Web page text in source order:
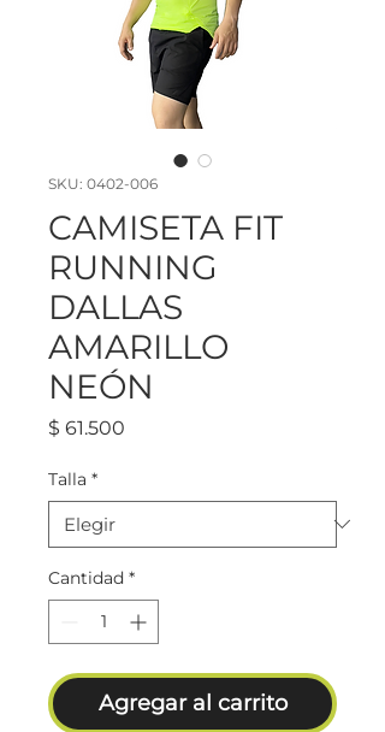
SKU: 0402-006
CAMISETA FIT
RUNNING
DALLAS
AMARILLO
NEÓN
$ 61.500
Talla *
Cantidad *
Agregar al carrito